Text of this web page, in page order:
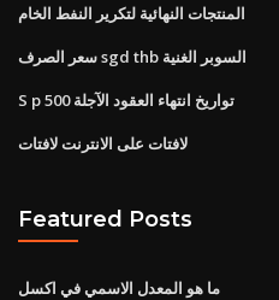
المنتجات النهائية لتكرير النفط الخام
سعر الصرف sgd thb السوبر الغنية
S p 500 تواريخ انتهاء العقود الآجلة
لافتات على الانترنت لافتات
Featured Posts
ما هو المعدل الاسمي في اكسل